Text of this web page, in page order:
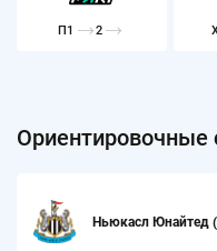
П1 2
Ориентировочные
Ньюкасл Юнайтед